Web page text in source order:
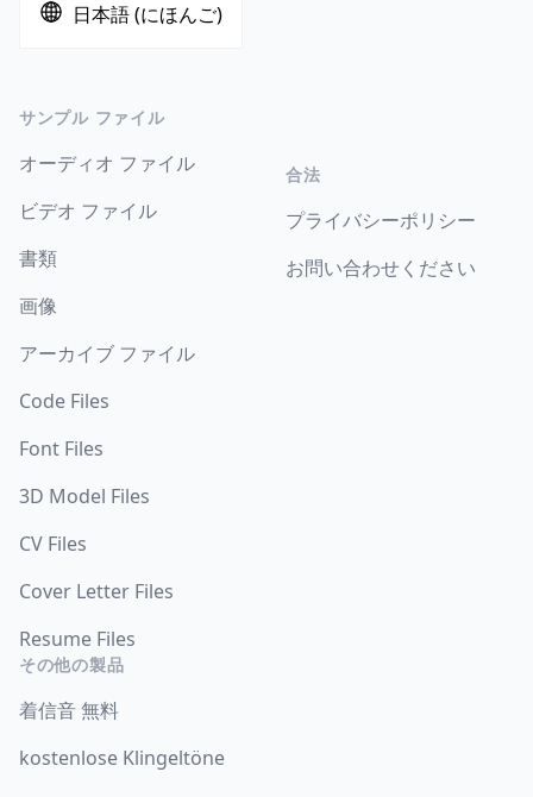
日本語 (にほんご)
サンプル ファイル
オーディオ ファイル
ビデオ ファイル
書類
画像
アーカイブ ファイル
Code Files
Font Files
3D Model Files
CV Files
Cover Letter Files
Resume Files
その他の製品
着信音 無料
kostenlose Klingeltöne
合法
プライバシーポリシー
お問い合わせください